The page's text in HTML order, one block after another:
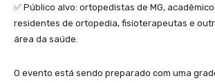
✅ Público alvo: ortopedistas de MG,
residentes de ortopedia, fisioterapeutas e
área da saúde.
O evento está sendo preparado com uma